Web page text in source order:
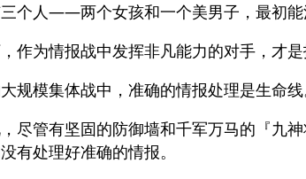
个人——两个女孩和一个美男子，最初能
作为情报战中发挥非凡能力的对手，才
规模集体战中，准确的情报处理是生命线
尽管有坚固的防御墙和千军万马的『九
有处理好准确的情报。